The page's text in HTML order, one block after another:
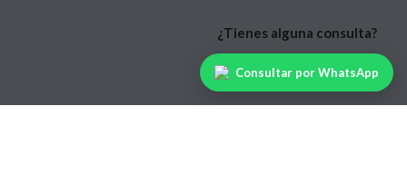
Consultar por WhatsApp